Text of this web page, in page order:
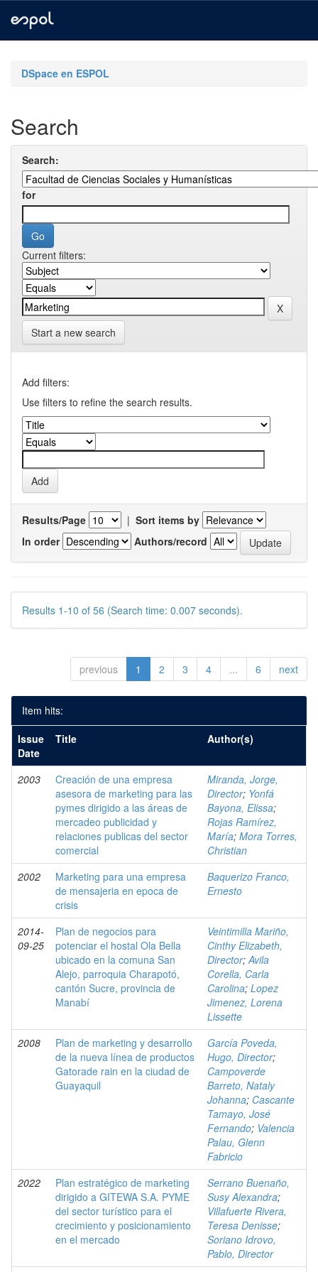
navigationDSpace en ESPOL
Search
Search:
for
Current filters:
Start a new search
Add filters:
Use filters to refine the search results.
Results/Page | Sort items by
In order
Authors/record
Results 1-10 of 56 (Search time: 0.007 seconds).
previous 1 2 3 4 ... 6 next
Item hits:
Issue
Date
Title Author(s)
2003
Creación de una empresa
asesora de marketing para las
pymes dirigido a las áreas de
mercadeo publicidad y
relaciones publicas del sector
comercial
Miranda, Jorge,
Director; Yonfá
Bayona, Elissa;
Rojas Ramírez,
María; Mora Torres,
Christian
2002
Marketing para una empresa
de mensajeria en epoca de
crisis
Baquerizo Franco,
Ernesto
2014-
09-25
Plan de negocios para
potenciar el hostal Ola Bella
ubicado en la comuna San
Alejo, parroquia Charapotó,
cantón Sucre, provincia de
Manabí
Veintimilla Mariño,
Cinthy Elizabeth,
Director;Avila
Corella, Carla
Carolina; Lopez
Jimenez, Lorena
Lissette
2008
Plan de marketing y desarrollo
de la nueva línea de productos
Gatorade rain en la ciudad de
Guayaquil
García Poveda,
Hugo, Director;
Campoverde
Barreto, Nataly
Johanna; Cascante
Tamayo, José
Fernando; Valencia
Palau, Glenn
Fabricio
2022
Plan estratégico de marketing
dirigido a GITEWA S.A. PYME
del sector turístico para el
crecimiento y posicionamiento
en el mercado
Serrano Buenaño,
Susy Alexandra;
Villafuerte Rivera,
Teresa Denisse;
Soriano Idrovo,
Pablo, Director